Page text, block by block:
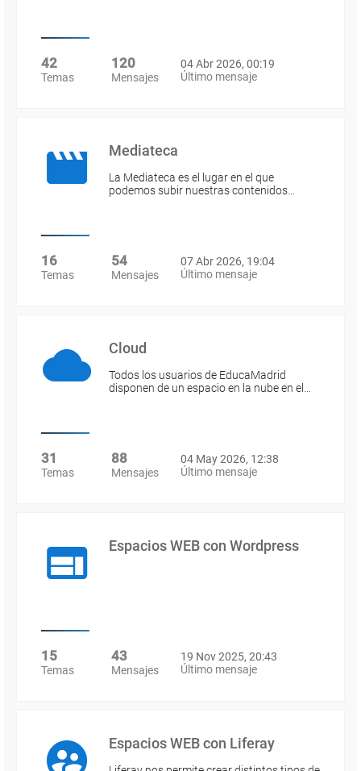
42
Temas
120
Mensajes
04 Abr 2026, 00:19
Último mensaje
Mediateca
La Mediateca es el lugar en el que
podemos subir nuestras contenidos…
16
Temas
54
Mensajes
07 Abr 2026, 19:04
Último mensaje
Cloud
Todos los usuarios de EducaMadrid
disponen de un espacio en la nube en el…
31
Temas
88
Mensajes
04 May 2026, 12:38
Último mensaje
Espacios WEB con Wordpress
15
Temas
43
Mensajes
19 Nov 2025, 20:43
Último mensaje
Espacios WEB con Liferay